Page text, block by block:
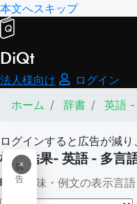
本文へスキップ
DiQt
法人様向け
ログイン
ホーム
辞書 英語
ログインすると広告が減り
×
広
告
検索結果- 英語 - 多言
意味・例文の表示言語